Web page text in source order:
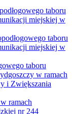
taboru
miejskiej w
taboru
miejskiej w
taboru
w ramach
i Zwiększania
ramach
nr 244